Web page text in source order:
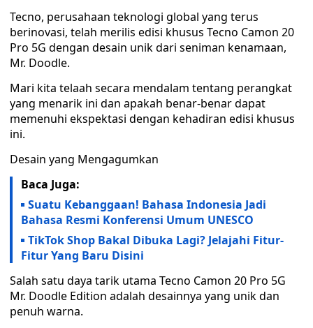
Tecno, perusahaan teknologi global yang terus
berinovasi, telah merilis edisi khusus Tecno Camon 20
Pro 5G dengan desain unik dari seniman kenamaan,
Mr. Doodle.
Mari kita telaah secara mendalam tentang perangkat
yang menarik ini dan apakah benar-benar dapat
memenuhi ekspektasi dengan kehadiran edisi khusus
ini.
Desain yang Mengagumkan
Baca Juga:
Suatu Kebanggaan! Bahasa Indonesia Jadi
Bahasa Resmi Konferensi Umum UNESCO
TikTok Shop Bakal Dibuka Lagi? Jelajahi Fitur-
Fitur Yang Baru Disini
Salah satu daya tarik utama Tecno Camon 20 Pro 5G
Mr. Doodle Edition adalah desainnya yang unik dan
penuh warna.